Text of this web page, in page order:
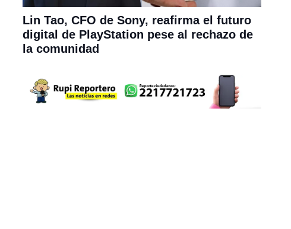
Lin Tao, CFO de Sony, reafirma el futuro
digital de PlayStation pese al rechazo de
la comunidad